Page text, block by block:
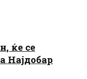
ќе се
Најдобар